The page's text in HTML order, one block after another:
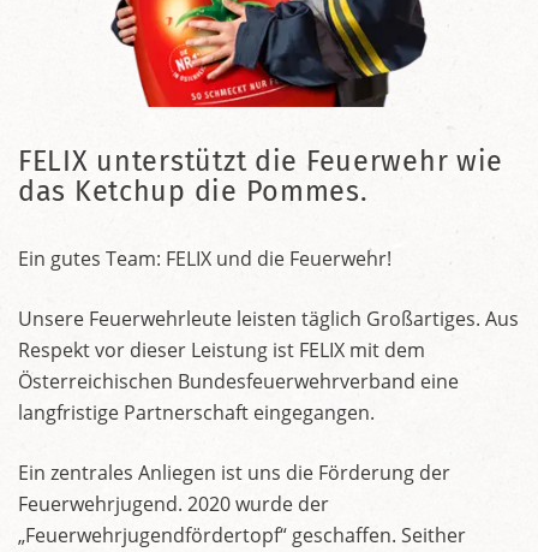
FELIX unterstützt die Feuerwehr wie
das Ketchup die Pommes.
Ein gutes Team: FELIX und die Feuerwehr!
Unsere Feuerwehrleute leisten täglich Großartiges. Aus
Respekt vor dieser Leistung ist FELIX mit dem
Österreichischen Bundesfeuerwehrverband eine
langfristige Partnerschaft eingegangen.
Ein zentrales Anliegen ist uns die Förderung der
Feuerwehrjugend. 2020 wurde der
„Feuerwehrjugendfördertopf“ geschaffen. Seither